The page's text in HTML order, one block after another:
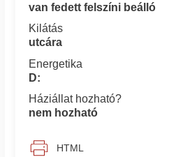
van fedett felszíni beálló
Kilátás
utcára
Energetika
D:
Háziállat hozható?
nem hozható
HTML